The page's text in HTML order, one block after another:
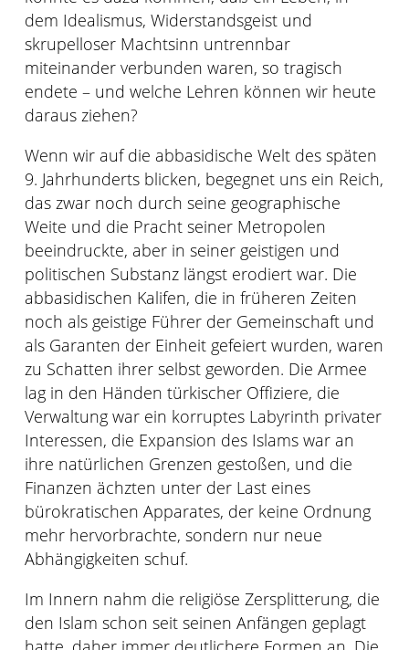
dem Idealismus, Widerstandsgeist und
skrupelloser Machtsinn untrennbar
miteinander verbunden waren, so tragisch
endete – und welche Lehren können wir heute
daraus ziehen?
Wenn wir auf die abbasidische Welt des späten
9. Jahrhunderts blicken, begegnet uns ein Reich,
das zwar noch durch seine geographische
Weite und die Pracht seiner Metropolen
beeindruckte, aber in seiner geistigen und
politischen Substanz längst erodiert war. Die
abbasidischen Kalifen, die in früheren Zeiten
noch als geistige Führer der Gemeinschaft und
als Garanten der Einheit gefeiert wurden, waren
zu Schatten ihrer selbst geworden. Die Armee
lag in den Händen türkischer Offiziere, die
Verwaltung war ein korruptes Labyrinth privater
Interessen, die Expansion des Islams war an
ihre natürlichen Grenzen gestoßen, und die
Finanzen ächzten unter der Last eines
bürokratischen Apparates, der keine Ordnung
mehr hervorbrachte, sondern nur neue
Abhängigkeiten schuf.
Im Innern nahm die religiöse Zersplitterung, die
den Islam schon seit seinen Anfängen geplagt